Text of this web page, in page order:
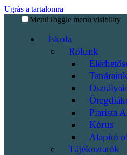
Ugrás a tartalomra
MenüToggle menu visibility
Iskola
Rólunk
Tanáraink
Piarista
Kórus
Alapító
Tájékoztatók